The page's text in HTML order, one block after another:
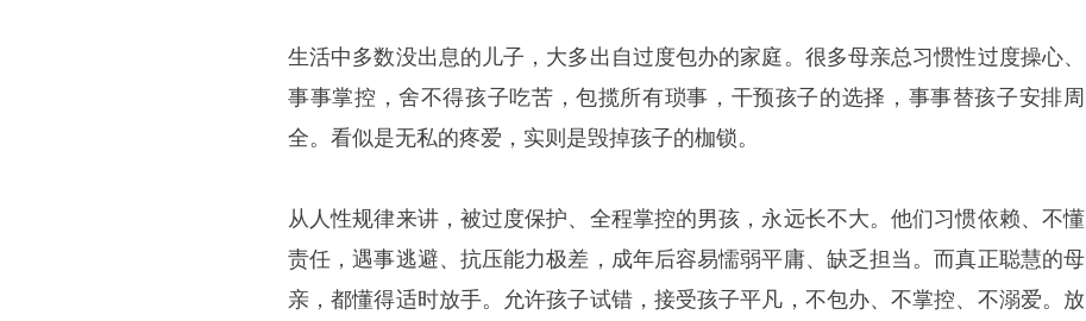
生活中多数没出息的儿子，大多出自过度包办的家庭。很多母亲总习惯性过度操心、
事事掌控，舍不得孩子吃苦，包揽所有琐事，干预孩子的选择，事事替孩子安排周
全。看似是无私的疼爱，实则是毁掉孩子的枷锁。
从人性规律来讲，被过度保护、全程掌控的男孩，永远长不大。他们习惯依赖、不懂
责任，遇事逃避、抗压能力极差，成年后容易懦弱平庸、缺乏担当。而真正聪慧的母
亲，都懂得适时放手。允许孩子试错，接受孩子平凡，不包办、不掌控、不溺爱。放